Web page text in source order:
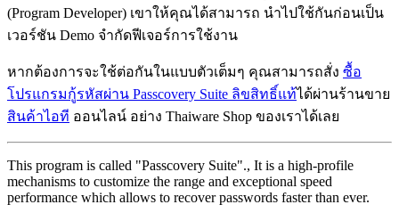
(Program Developer) เขาให้คุณได้สามารถ นำไปใช้กันก่อนเป็น
เวอร์ชัน Demo จำกัดฟีเจอร์การใช้งาน
หากต้องการจะใช้ต่อกันในแบบตัวเต็มๆ คุณสามารถสั่ง ซื้อ
โปรแกรมกู้รหัสผ่าน Passcovery Suite ลิขสิทธิ์แท้ได้ผ่านร้านขาย
สินค้าไอที ออนไลน์ อย่าง Thaiware Shop ของเราได้เลย
This program is called "Passcovery Suite"., It is a high-profile
mechanisms to customize the range and exceptional speed
performance which allows to recover passwords faster than ever.